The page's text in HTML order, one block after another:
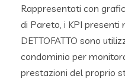
Rappresentati con
di Pareto, i KPI
DETTOFATTO sono
condominio per
prestazioni del proprio